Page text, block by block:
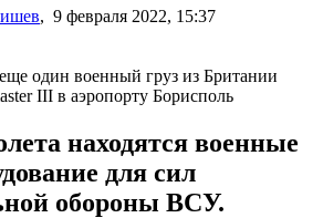
, 9 февраля 2022, 15:37
III в аэропорту Борисполь
находятся военные
для сил
обороны ВСУ.